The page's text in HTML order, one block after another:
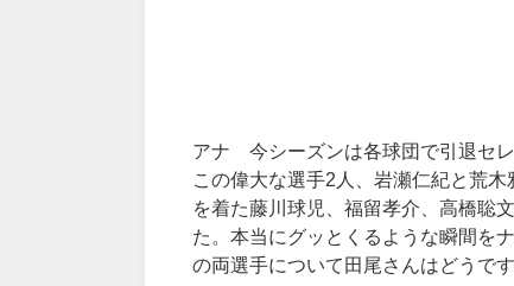
アナ 今シーズンは各球団で引退セ
この偉大な選手2人、岩瀬仁紀と荒
を着た藤川球児、福留孝介、高橋聡
た。本当にグッとくるような瞬間を
の両選手について田尾さんはどうです